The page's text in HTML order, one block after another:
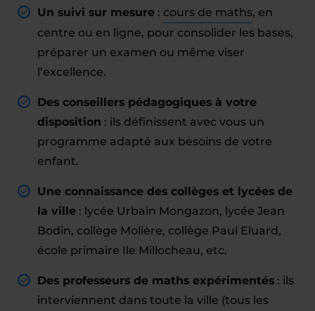
Un suivi sur mesure : cours de maths, en
centre ou en ligne, pour consolider les bases,
préparer un examen ou même viser
l’excellence.
Des conseillers pédagogiques à votre
disposition : ils définissent avec vous un
programme adapté aux besoins de votre
enfant.
Une connaissance des collèges et lycées de
la ville : lycée Urbain Mongazon, lycée Jean
Bodin, collège Molière, collège Paul Eluard,
école primaire Ile Millocheau, etc.
Des professeurs de maths expérimentés : ils
interviennent dans toute la ville (tous les